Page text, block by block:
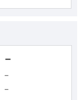
－
－
－